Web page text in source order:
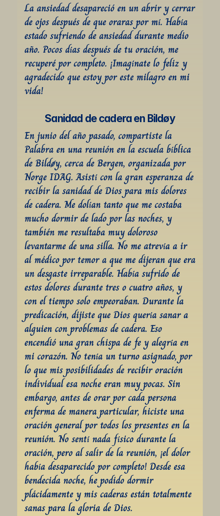
La ansiedad desapareció en un abrir y cerrar
de ojos después de que oraras por mí. Había
estado sufriendo de ansiedad durante medio
año. Pocos días después de tu oración, me
recuperé por completo. ¡Imagínate lo feliz y
agradecido que estoy por este milagro en mi
vida!
Sanidad de cadera en Bildøy
En junio del año pasado, compartiste la
Palabra en una reunión en la escuela bíblica
de Bildøy, cerca de Bergen, organizada por
Norge IDAG. Asistí con la gran esperanza de
recibir la sanidad de Dios para mis dolores
de cadera. Me dolían tanto que me costaba
mucho dormir de lado por las noches, y
también me resultaba muy doloroso
levantarme de una silla. No me atrevía a ir
al médico por temor a que me dijeran que era
un desgaste irreparable. Había sufrido de
estos dolores durante tres o cuatro años, y
con el tiempo solo empeoraban. Durante la
predicación, dijiste que Dios quería sanar a
alguien con problemas de cadera. Eso
encendió una gran chispa de fe y alegría en
mi corazón. No tenía un turno asignado, por
lo que mis posibilidades de recibir oración
individual esa noche eran muy pocas. Sin
embargo, antes de orar por cada persona
enferma de manera particular, hiciste una
oración general por todos los presentes en la
reunión. No sentí nada físico durante la
oración, pero al salir de la reunión, ¡el dolor
había desaparecido por completo! Desde esa
bendecida noche, he podido dormir
plácidamente y mis caderas están totalmente
sanas para la gloria de Dios.